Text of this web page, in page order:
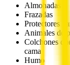
Almohadas
Frazadas
Protectores
Animales de
Colchones
cama
Humo